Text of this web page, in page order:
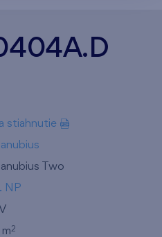
stiahnutie
Two
NP
m2